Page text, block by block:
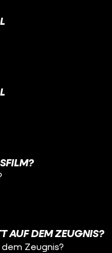
AUF DEM ZEUGNIS?
Zeugnis?